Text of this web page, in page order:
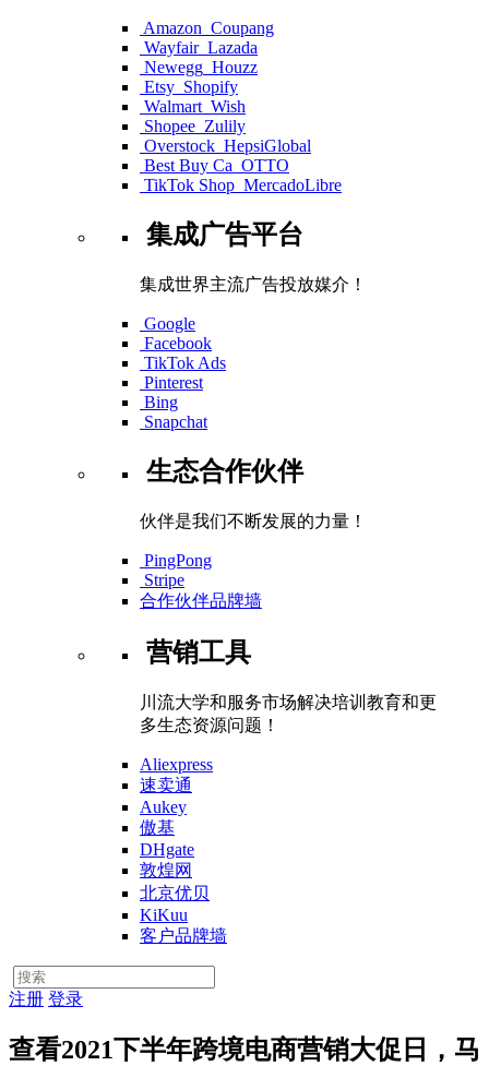
Amazon Coupang
Wayfair Lazada
Newegg Houzz
Etsy Shopify
Walmart Wish
Shopee Zulily
Overstock HepsiGlobal
Best Buy Ca OTTO
TikTok Shop MercadoLibre
集成广告平台
集成世界主流广告投放媒介！
Google
Facebook
TikTok Ads
Pinterest
Bing
Snapchat
生态合作伙伴
伙伴是我们不断发展的力量！
PingPong
Stripe
合作伙伴品牌墙
营销工具
川流大学和服务市场解决培训教育和更
多生态资源问题！
Aliexpress
速卖通
Aukey
傲基
DHgate
敦煌网
北京优贝
KiKuu
客户品牌墙
注册 登录
查看2021下半年跨境电商营销大促日，马